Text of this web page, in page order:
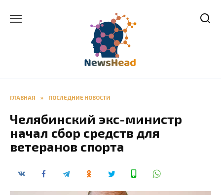
ГЛАВНАЯ » ПОСЛЕДНИЕ НОВОСТИ
Челябинский экс-министр
начал сбор средств для
ветеранов спорта